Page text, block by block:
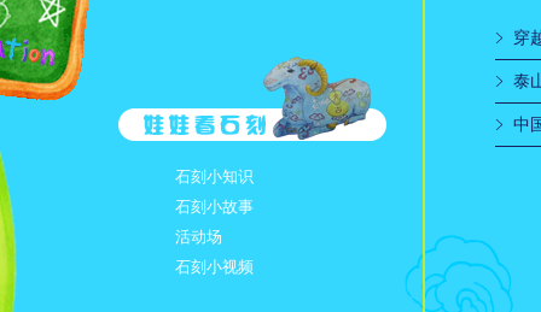
石刻小知识
石刻小故事
活动场
石刻小视频
穿
泰
中